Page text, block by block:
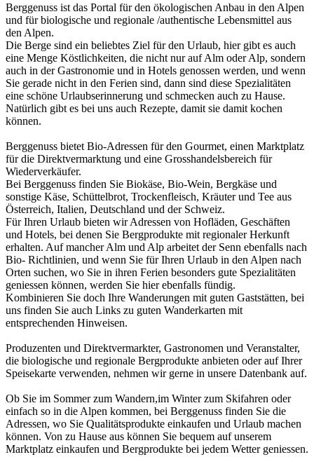
Berggenuss ist das Portal für den ökologischen Anbau in den Alpen
und für biologische und regionale /authentische Lebensmittel aus
den Alpen.
Die Berge sind ein beliebtes Ziel für den Urlaub, hier gibt es auch
eine Menge Köstlichkeiten, die nicht nur auf Alm oder Alp, sondern
auch in der Gastronomie und in Hotels genossen werden, und wenn
Sie gerade nicht in den Ferien sind, dann sind diese Spezialitäten
eine schöne Urlaubserinnerung und schmecken auch zu Hause.
Natürlich gibt es bei uns auch Rezepte, damit sie damit kochen
können.
Berggenuss bietet Bio-Adressen für den Gourmet, einen Marktplatz
für die Direktvermarktung und eine Grosshandelsbereich für
Wiederverkäufer.
Bei Berggenuss finden Sie Biokäse, Bio-Wein, Bergkäse und
sonstige Käse, Schüttelbrot, Trockenfleisch, Kräuter und Tee aus
Österreich, Italien, Deutschland und der Schweiz.
Für Ihren Urlaub bieten wir Adressen von Hofläden, Geschäften
und Hotels, bei denen Sie Bergprodukte mit regionaler Herkunft
erhalten. Auf mancher Alm und Alp arbeitet der Senn ebenfalls nach
Bio- Richtlinien, und wenn Sie für Ihren Urlaub in den Alpen nach
Orten suchen, wo Sie in ihren Ferien besonders gute Spezialitäten
geniessen können, werden Sie hier ebenfalls fündig.
Kombinieren Sie doch Ihre Wanderungen mit guten Gaststätten, bei
uns finden Sie auch Links zu guten Wanderkarten mit
entsprechenden Hinweisen.
Produzenten und Direktvermarkter, Gastronomen und Veranstalter,
die biologische und regionale Bergprodukte anbieten oder auf Ihrer
Speisekarte verwenden, nehmen wir gerne in unsere Datenbank auf.
Ob Sie im Sommer zum Wandern,im Winter zum Skifahren oder
einfach so in die Alpen kommen, bei Berggenuss finden Sie die
Adressen, wo Sie Qualitätsprodukte einkaufen und Urlaub machen
können. Von zu Hause aus können Sie bequem auf unserem
Marktplatz einkaufen und Bergprodukte bei jedem Wetter geniessen.